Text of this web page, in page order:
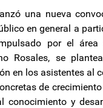
una nueva
en general a
por el
Rosales, se
en los asistentes al
de
conocimiento y